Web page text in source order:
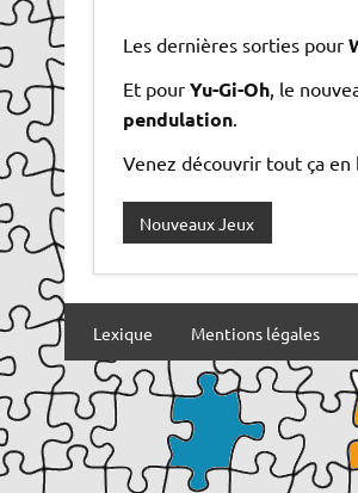
Les dernières sorties pour
Et pourYu-Gi-Oh, le
pendulation.
Venez découvrir tout ça en
Nouveaux Jeux
Lexique Mentions légales